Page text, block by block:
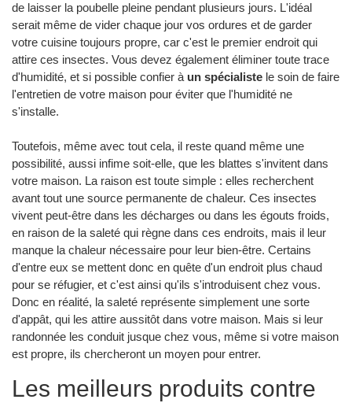
de laisser la poubelle pleine pendant plusieurs jours. L'idéal
serait même de vider chaque jour vos ordures et de garder
votre cuisine toujours propre, car c'est le premier endroit qui
attire ces insectes. Vous devez également éliminer toute trace
d'humidité, et si possible confier à un spécialiste le soin de faire
l'entretien de votre maison pour éviter que l'humidité ne
s'installe.
Toutefois, même avec tout cela, il reste quand même une
possibilité, aussi infime soit-elle, que les blattes s'invitent dans
votre maison. La raison est toute simple : elles recherchent
avant tout une source permanente de chaleur. Ces insectes
vivent peut-être dans les décharges ou dans les égouts froids,
en raison de la saleté qui règne dans ces endroits, mais il leur
manque la chaleur nécessaire pour leur bien-être. Certains
d'entre eux se mettent donc en quête d'un endroit plus chaud
pour se réfugier, et c'est ainsi qu'ils s'introduisent chez vous.
Donc en réalité, la saleté représente simplement une sorte
d'appât, qui les attire aussitôt dans votre maison. Mais si leur
randonnée les conduit jusque chez vous, même si votre maison
est propre, ils chercheront un moyen pour entrer.
Les meilleurs produits contre